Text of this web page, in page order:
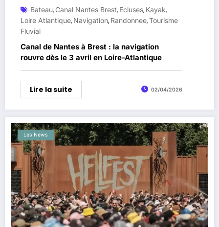
Bateau, Canal Nantes Brest, Ecluses, Kayak,
Loire Atlantique, Navigation, Randonnee,Tourisme
Fluvial
Canal de Nantes à Brest : la navigation
rouvre dès le 3 avril en Loire-Atlantique
Lire la suite 02/04/2026
Les News